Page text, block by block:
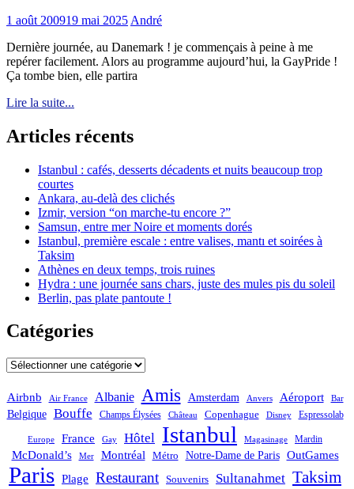
1 août 200919 mai 2025 André
Dernière journée, au Danemark ! je commençais à peine à me
repérer facilement. Alors au programme aujourd’hui, la GayPride !
Ça tombe bien, elle partira
Lire la suite...
Articles récents
Istanbul : cafés, desserts décadents et nuits beaucoup trop
courtes
Ankara, au-delà des clichés
Izmir, version “on marche-tu encore ?”
Samsun, entre mer Noire et moments dorés
Istanbul, première escale : entre valises, mantı et soirées à
Taksim
Athènes en deux temps, trois ruines
Hydra : une journée sans chars, juste des mules pis du soleil
Berlin, pas plate pantoute !
Catégories
Catégories
Airbnb Air France Albanie Amis Amsterdam Anvers Aéroport Bar
Belgique Bouffe Champs Élysées Château Copenhague Disney Espressolab
Europe France Gay Hôtel Istanbul Magasinage Mardin
McDonald’s Mer Montréal Métro Notre-Dame de Paris OutGames
Paris Plage Restaurant Souvenirs Sultanahmet Taksim